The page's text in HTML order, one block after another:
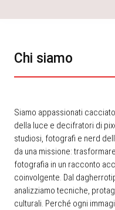
Chi siamo
Siamo appassionati
della luce e decifratori di
studiosi, fotografi e nerd
da una missione:
fotografia in un racconto
coinvolgente. Dal
analizziamo tecniche,
culturali. Perché ogni